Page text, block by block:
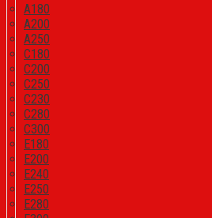
A180
A200
A250
C180
C200
C250
C230
C280
C300
E180
E200
E240
E250
E280